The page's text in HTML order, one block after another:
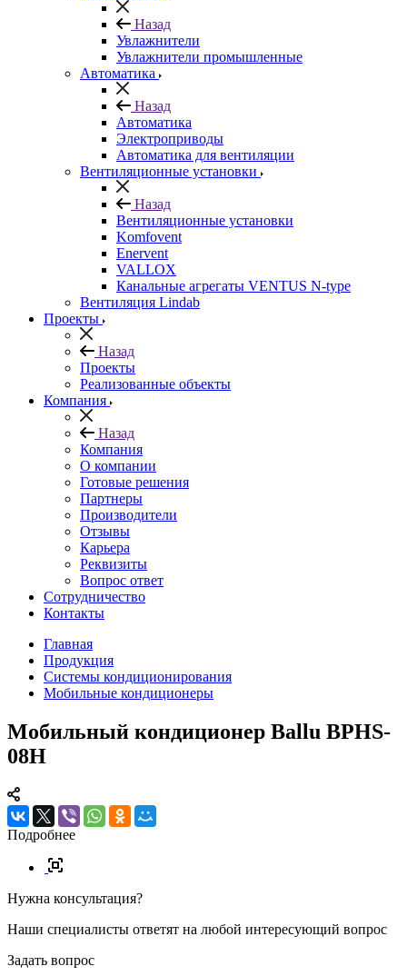
Назад
Увлажнители
Увлажнители промышленные
Автоматика
Назад
Автоматика
Электроприводы
Автоматика для вентиляции
Вентиляционные установки
Назад
Вентиляционные установки
Komfovent
Enervent
VALLOX
Канальные агрегаты VENTUS N-type
Вентиляция Lindab
Проекты
Назад
Проекты
Реализованные объекты
Компания
Назад
Компания
О компании
Готовые решения
Партнеры
Производители
Отзывы
Карьера
Реквизиты
Вопрос ответ
Сотрудничество
Контакты
Главная
Продукция
Системы кондиционирования
Мобильные кондиционеры
Мобильный кондиционер Ballu BPHS-
08H
Подробнее
Нужна консультация?
Наши специалисты ответят на любой интересующий вопрос
Задать вопрос